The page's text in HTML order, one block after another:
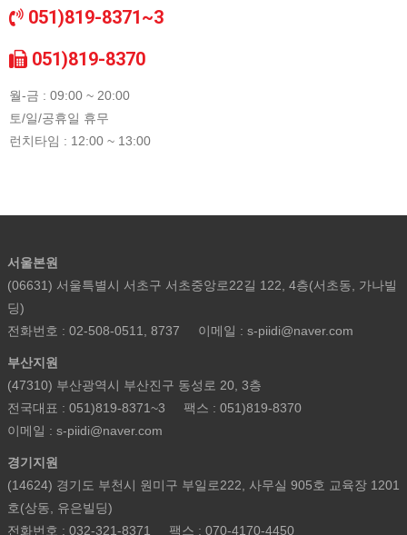
051)819-8371~3
051)819-8370
월-금 : 09:00 ~ 20:00
토/일/공휴일 휴무
런치타임 : 12:00 ~ 13:00
서울본원
(06631) 서울특별시 서초구 서초중앙로22길 122, 4층(서초동, 가나빌
딩)
전화번호 : 02-508-0511, 8737
이메일 : s-piidi@naver.com
부산지원
(47310) 부산광역시 부산진구 동성로 20, 3층
전국대표 : 051)819-8371~3
팩스 : 051)819-8370
이메일 : s-piidi@naver.com
경기지원
(14624) 경기도 부천시 원미구 부일로222, 사무실 905호 교육장 1201
호(상동, 유은빌딩)
전화번호 : 032-321-8371
팩스 : 070-4170-4450